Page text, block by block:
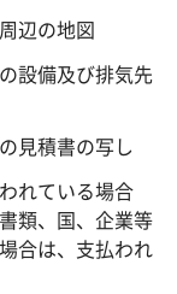
辺の地図
設備及び排気先
見積書の写し
れている場合
類、国、企業等
合は、支払われ